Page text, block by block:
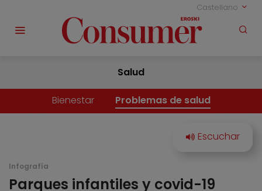
Castellano
Salud
Bienestar Problemas de salud
Infografía
Parques infantiles y covid-19